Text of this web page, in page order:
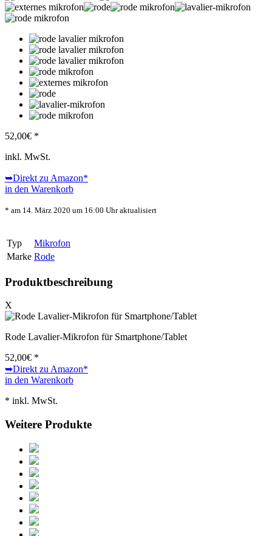
52,00€ *
inkl. MwSt.
➥Direkt zu Amazon*
in den Warenkorb
* am 14. März 2020 um 16:00 Uhr aktualisiert
Typ
Mikrofon
Marke Rode
Produktbeschreibung
X
Rode Lavalier-Mikrofon für Smartphone/Tablet
52,00€ *
➥Direkt zu Amazon*
in den Warenkorb
* inkl. MwSt.
Weitere Produkte